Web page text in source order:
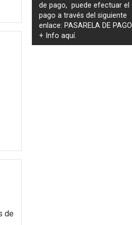
de
de pago, puede efectuar el
pago a través del siguiente
enlace: PASARELA DE PAGO
+ Infoaquí.